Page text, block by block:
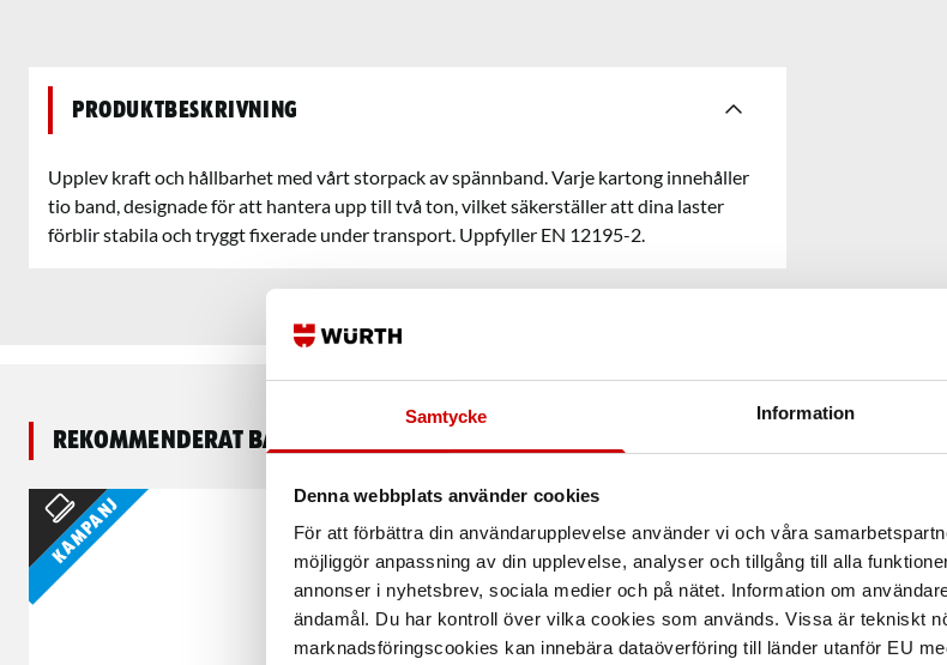
Samtycke Information
Denna webbplats använder cookies
För att förbättra din användarupplevelse använder vi och våra
möjliggör anpassning av din upplevelse, analyser och tillgång till alla
annonser i nyhetsbrev, sociala medier och på nätet. Information om
ändamål. Du har kontroll över vilka cookies som används. Vissa är tekniskt
marknadsföringscookies kan innebära dataöverföring till länder utanför EU
Produktbeskrivning
Upplev kraft och hållbarhet med vårt storpack av spännband. Varje kartong innehåller
tio band, designade för att hantera upp till två ton, vilket säkerställer att dina laster
förblir stabila och tryggt fixerade under transport. Uppfyller EN 12195-2.
Rekommenderat baserat på vald produkt
Kampanj